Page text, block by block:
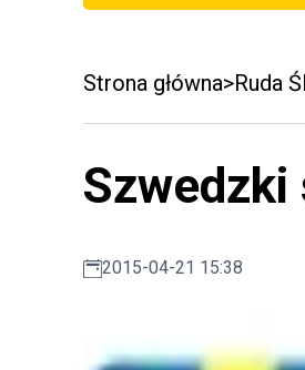
Strona główna Ruda
Szwedzki
2015-04-21 15:38